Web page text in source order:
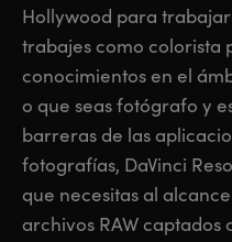
Hollywood para
trabajes como colorista
conocimientos en el
o que seas fotógrafo y
barreras de las
fotografías, DaVinci
que necesitas al
archivos RAW captados